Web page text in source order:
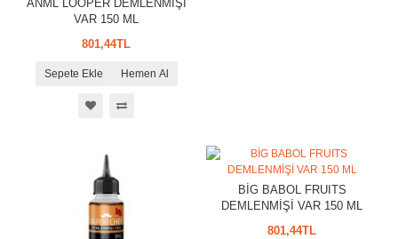
ANML LOOPER DEMLENMİŞİ
VAR 150 ML
801,44TL
Sepete Ekle Hemen Al
BİG BABOL FRUITS
DEMLENMİŞİ VAR 150 ML
801,44TL